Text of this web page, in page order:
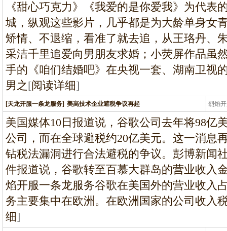
《甜心巧克力》《我爱的是你爱我》为代表
城，纵观这些影片，几乎都是为大龄单身女
矫情、不退缩，看准了就去追，从王珞丹、
采洁千里追爱向男朋友求婚；小荧屏作品虽
手的《咱们结婚吧》在央视一套、湖南卫视
男之[阅读详细]
[天龙开服一条龙服务] 美高技术企业避税争议再起 烈焰
龙
美国媒体10日报道说，谷歌公司去年将98亿
公司，而在全球避税约20亿美元。这一消息
钻税法漏洞进行合法避税的争议。彭博新闻
件报道说，谷歌转至百慕大群岛的营业收入
焰开服一条龙服务谷歌在美国外的营业收入
务主要集中在欧洲。在欧洲国家的公司收入
细]